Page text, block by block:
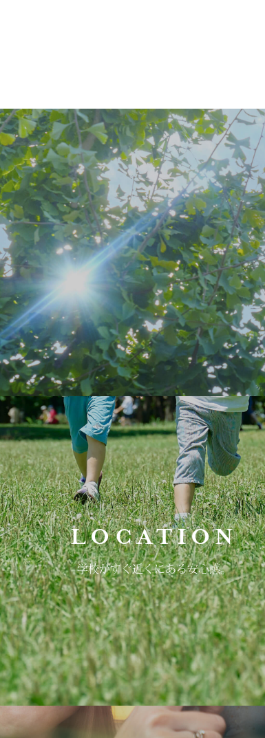
LOCATION
学校がすぐ近くにある安心感。